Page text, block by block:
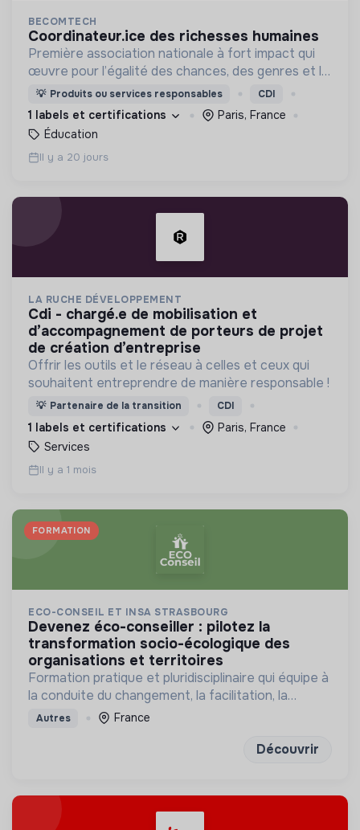
BECOMTECH
coordinateur.ice des richesses humaines
Première association nationale à fort impact qui
œuvre pour l’égalité des chances, des genres et la
mixité du numérique en initiant les filles et les
femmes de 14 à 25 ans aux métiers du digital.
💡 Produits ou services responsables CDI
1 labels et certifications
Paris, France
Éducation
Il y a 20 jours
LA RUCHE DÉVELOPPEMENT
cdi - chargé.e de mobilisation et
d’accompagnement de porteurs de projet
de création d’entreprise
Offrir les outils et le réseau à celles et ceux qui
souhaitent entreprendre de manière responsable !
💡 Partenaire de la transition CDI
1 labels et certifications
Paris, France
Services
Il y a 1 mois
FORMATION
ECO-CONSEIL ET INSA STRASBOURG
devenez éco-conseiller : pilotez la
transformation socio-écologique des
organisations et territoires
Formation pratique et pluridisciplinaire qui équipe à
la conduite du changement, la facilitation, la
concertation et la mobilisation des publics
Autres France
Découvrir